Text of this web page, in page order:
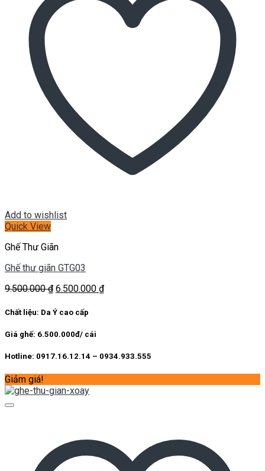
Add to wishlist
Quick View
Ghế Thư Giãn
Ghế thư giãn GTG03
9.500.000₫ Giá
là:
6.500.000 ₫Giá
Chất liệu: Da Ý cao cấp
Giá ghế: 6.500.000đ/ cái
Hotline: 0917.16.12.14 – 0934.933.555
Giảm giá!